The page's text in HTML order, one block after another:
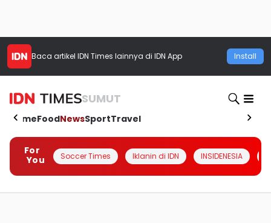
Baca artikel IDN Times lainnya di IDN App Install
SUMUT
HomeFoodNewsSportTravel
For
You
Soccer Times Iklanin di IDN INSIDENESIA